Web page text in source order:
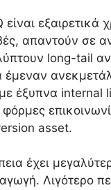
είναι εξαιρετικά
απαντούν σε
long-tail
έξυπνα internal
asset.
έχει
Λιγότερο